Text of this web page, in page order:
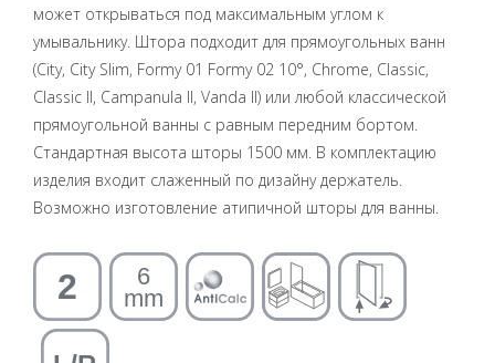
может открываться под максимальным углом к ​​
умывальнику. Штора подходит для прямоугольных ванн
(City, City Slim, Formy 01 Formy 02 10°, Chrome, Classic,
Classic II, Campanula II, Vanda II) или любой классической
прямоугольной ванны с равным передним бортом.
Стандартная высота шторы 1500 мм. В комплектацию
изделия входит слаженный по дизайну держатель.
Возможно изготовление атипичной шторы для ванны.